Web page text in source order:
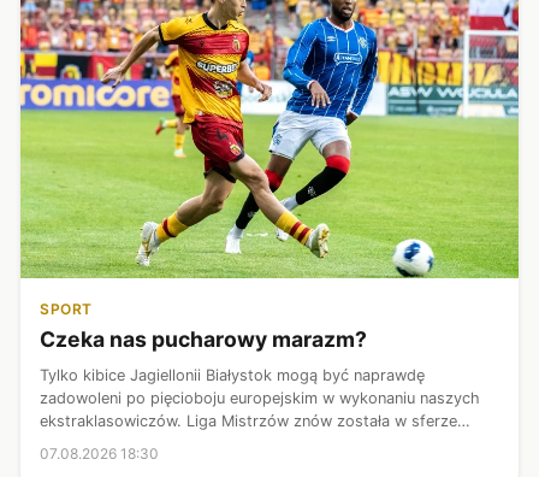
SPORT
Czeka nas pucharowy marazm?
Tylko kibice Jagiellonii Białystok mogą być naprawdę
zadowoleni po pięcioboju europejskim w wykonaniu naszych
ekstraklasowiczów. Liga Mistrzów znów została w sferze
07.08.2026 18:30